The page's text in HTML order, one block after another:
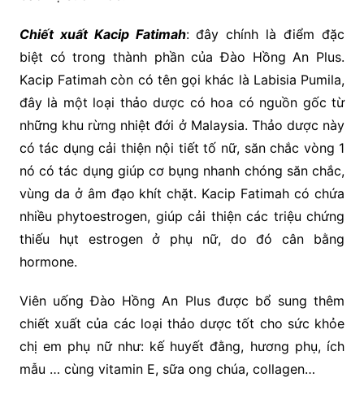
Chiết xuất Kacip Fatimah: đây chính là điểm đặc
biệt có trong thành phần của Đào Hồng An Plus.
Kacip Fatimah còn có tên gọi khác là Labisia Pumila,
đây là một loại thảo dược có hoa có nguồn gốc từ
những khu rừng nhiệt đới ở Malaysia. Thảo dược này
có tác dụng cải thiện nội tiết tố nữ, săn chắc vòng 1
nó có tác dụng giúp cơ bụng nhanh chóng săn chắc,
vùng da ở âm đạo khít chặt. Kacip Fatimah có chứa
nhiều phytoestrogen, giúp cải thiện các triệu chứng
thiếu hụt estrogen ở phụ nữ, do đó cân bằng
hormone.
Viên uống Đào Hồng An Plus được bổ sung thêm
chiết xuất của các loại thảo dược tốt cho sức khỏe
chị em phụ nữ như: kế huyết đằng, hương phụ, ích
mẫu … cùng vitamin E, sữa ong chúa, collagen…